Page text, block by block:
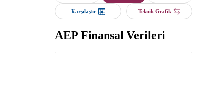
Karşılaştır Teknik Grafik
AEP Finansal Verileri